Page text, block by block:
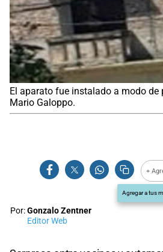
El aparato fue instalado a modo de
Mario Galoppo.
+
Agregar a tus
Por:Gonzalo Zentner
Editor Web